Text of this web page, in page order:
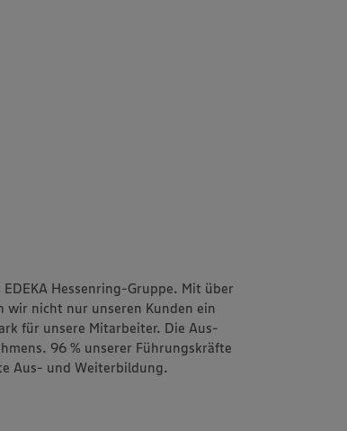
Hessenring-Gruppe. Mit über
nicht nur unseren Kunden ein
für unsere Mitarbeiter. Die Aus-
96 % unserer Führungskräfte
Aus- und Weiterbildung.